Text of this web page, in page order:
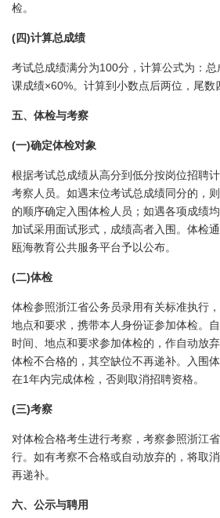
检。
( 四)计算总成绩
考试总成绩满分为100分，计算公式为：总
课成绩×60%。计算到小数点后两位，尾数
五、体检与考察
(一)确定体检对象
根据考试总成绩从高分到低分按岗位招聘
考察人员。如遇末位考试总成绩同分的，
的顺序确定入围体检人员；如遇各项成绩
加试采用面试形式，成绩高者入围。体检
瓯海教育公共服务平台予以公布。
(二)体检
体检参照浙江省公务员录用有关标准执行
地点和要求，携带本人身份证参加体检。
时间、地点和要求参加体检的，作自动放
体检不合格的，其空缺位不再递补。入围
在1 年内完成体检，否则取消招聘资格。
(三)考察
对体检合格考生进行考察，考察参照浙江
行。如有考察不合格或自动放弃的，将取
再递补。
六、公示与聘用